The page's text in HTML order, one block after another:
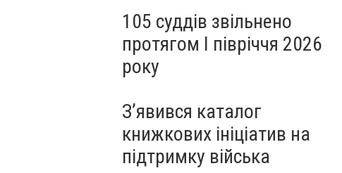
105 суддів звільнено
протягом I півріччя 2026
року
З’явився каталог
книжкових ініціатив на
підтримку війська